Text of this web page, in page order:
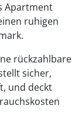
Apartment
ruhigen
rückzahlbare
sicher,
und deckt